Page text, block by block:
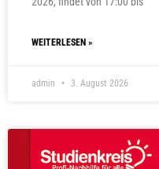
WEITERLESEN »
admin 3. August 2026